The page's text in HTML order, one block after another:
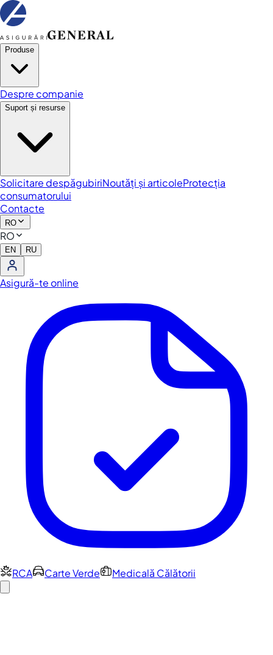
Produse
Despre companie
Suport și resurse
Solicitare despăgubiriNoutăți și articoleProtecția
consumatorului
Contacte
RO
RO
EN RU
Asigură-te online
RCA Carte Verde Medicală Călătorii